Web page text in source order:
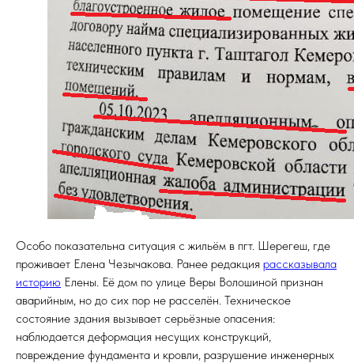
Особо показательна ситуация с жильём в пгт. Шерегеш, где
проживает Елена Чезычакова. Ранее редакция рассказывала
историю Елены. Её дом по улице Веры Волошиной признан
аварийным, но до сих пор не расселён. Техническое
состояние здания вызывает серьёзные опасения:
наблюдается деформация несущих конструкций,
повреждение фундамента и кровли, разрушение инженерных